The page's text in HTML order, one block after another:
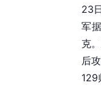
23
军
克
后
129